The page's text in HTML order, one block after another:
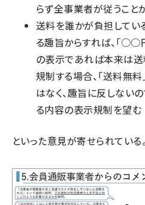
らず全事業者が従うこと
送料を誰かが負担してい
る趣旨からすれば、「
の表示であれば本来は送
規制する場合、「送料無
はなく、趣旨に反しない
る内容の表示規制を望む
といった意見が寄せられている。